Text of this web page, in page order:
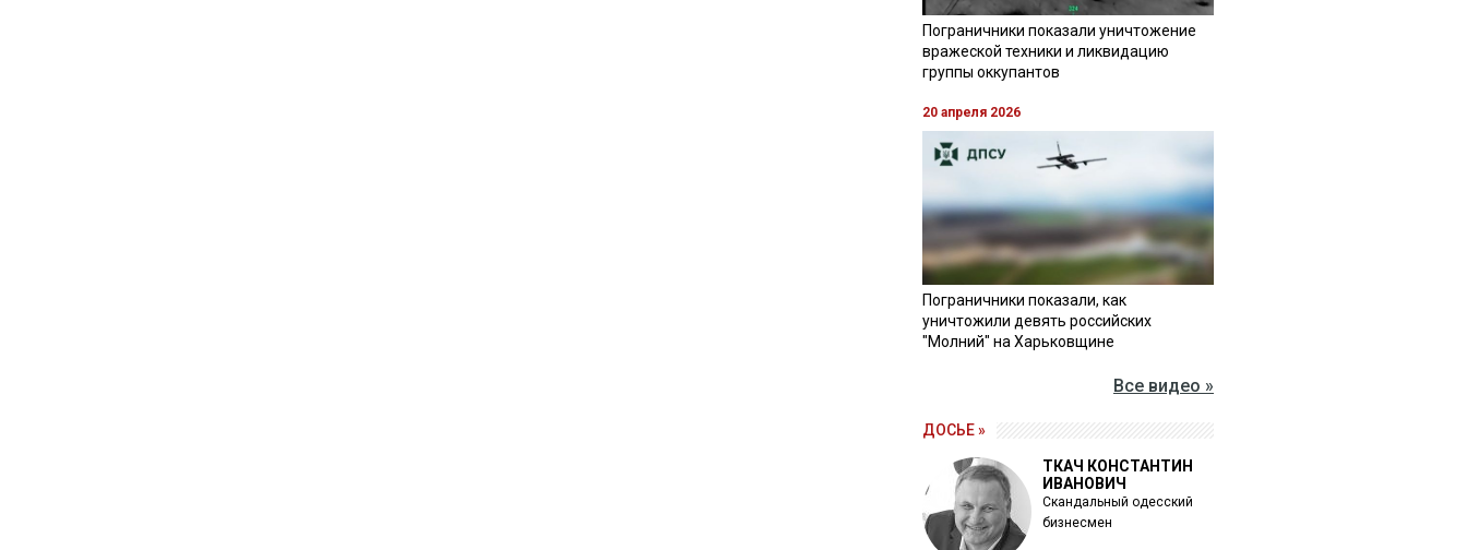
Пограничники показали уничтожение
вражеской техники и ликвидацию
группы оккупантов
20 апреля 2026
Пограничники показали, как
уничтожили девять российских
"Молний" на Харьковщине
Все видео »
ДОСЬЕ »
ТКАЧ КОНСТАНТИН
ИВАНОВИЧ
Скандальный одесский
бизнесмен